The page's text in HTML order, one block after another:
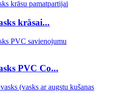
krāsai...
PVC Co...